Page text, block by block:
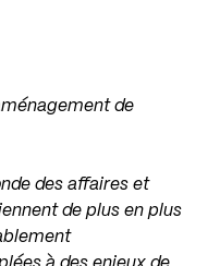
de
des affaires et
de plus en plus